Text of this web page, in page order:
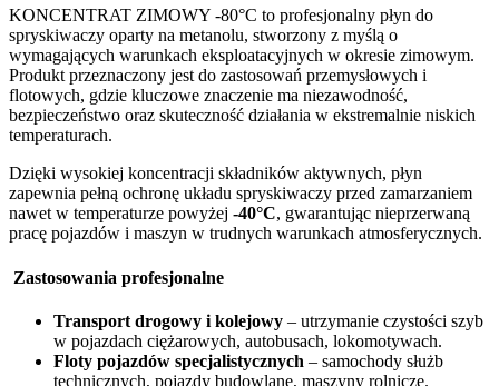
KONCENTRAT ZIMOWY -80°C to profesjonalny płyn do
spryskiwaczy oparty na metanolu, stworzony z myślą o
wymagających warunkach eksploatacyjnych w okresie zimowym.
Produkt przeznaczony jest do zastosowań przemysłowych i
flotowych, gdzie kluczowe znaczenie ma niezawodność,
bezpieczeństwo oraz skuteczność działania w ekstremalnie niskich
temperaturach.
Dzięki wysokiej koncentracji składników aktywnych, płyn
zapewnia pełną ochronę układu spryskiwaczy przed zamarzaniem
nawet w temperaturze powyżej -40°C, gwarantując nieprzerwaną
pracę pojazdów i maszyn w trudnych warunkach atmosferycznych.
Zastosowania profesjonalne
Transport drogowy i kolejowy – utrzymanie czystości szyb
w pojazdach ciężarowych, autobusach, lokomotywach.
Floty pojazdów specjalistycznych – samochody służb
technicznych, pojazdy budowlane, maszyny rolnicze.